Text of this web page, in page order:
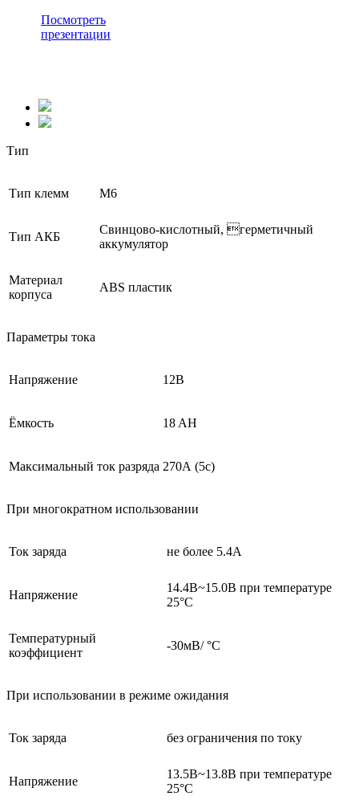
Посмотреть
презентации
Тип
Тип клемм М6
Тип АКБ
Свинцово-кислотный, герметичный
аккумулятор
Материал
корпуса
ABS пластик
Параметры тока
Напряжение 12В
Ёмкость 18 AH
Максимальный ток разряда 270А (5с)
При многократном использовании
Ток заряда не более 5.4А
Напряжение
14.4В~15.0В при температуре
25°C
Температурный
коэффициент
-30мВ/ °C
При использовании в режиме ожидания
Ток заряда без ограничения по току
Напряжение
13.5В~13.8В при температуре
25°C